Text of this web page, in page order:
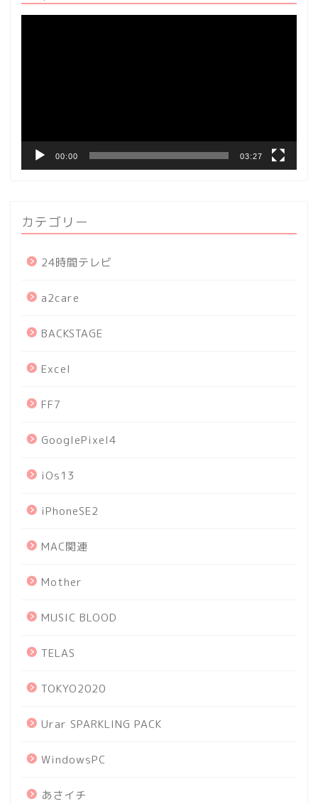
00:00 03:27
カテゴリー
24時間テレビ
a2care
BACKSTAGE
Excel
FF7
GooglePixel4
iOs13
iPhoneSE2
MAC関連
Mother
MUSIC BLOOD
TELAS
TOKYO2020
Urar SPARKLING PACK
WindowsPC
あさイチ